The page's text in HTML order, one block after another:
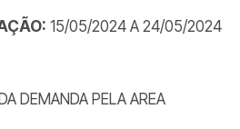
15/05/2024 A 24/05/2024
DEMANDA PELA AREA